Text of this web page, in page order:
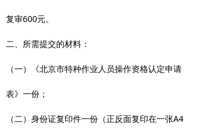
复审600元。
二、所需提交的材料：
（一）《北京市特种作业人员操作资格认定申请
表》一份；
（二）身份证复印件一份（正反面复印在一张A4